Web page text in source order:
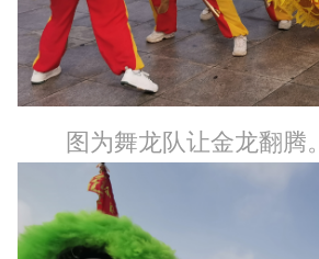
图为舞龙队让金龙翻腾。